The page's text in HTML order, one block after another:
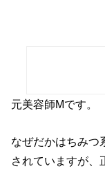
元美容師Mです。
なぜだかはちみつ
されていますが、